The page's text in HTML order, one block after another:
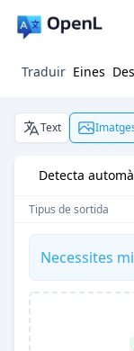
Traduir Eines
Text
Detecta
Tipus de sortida
Necessites